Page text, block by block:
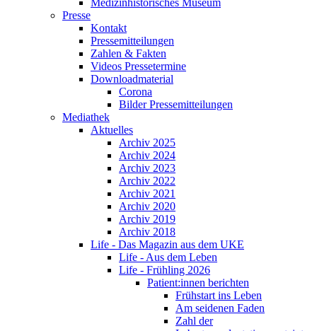
Medizinhistorisches Museum
Presse
Kontakt
Pressemitteilungen
Zahlen & Fakten
Videos Pressetermine
Downloadmaterial
Corona
Bilder Pressemitteilungen
Mediathek
Aktuelles
Archiv 2025
Archiv 2024
Archiv 2023
Archiv 2022
Archiv 2021
Archiv 2020
Archiv 2019
Archiv 2018
Life - Das Magazin aus dem UKE
Life - Aus dem Leben
Life - Frühling 2026
Patient:innen berichten
Frühstart ins Leben
Am seidenen Faden
Zahl der